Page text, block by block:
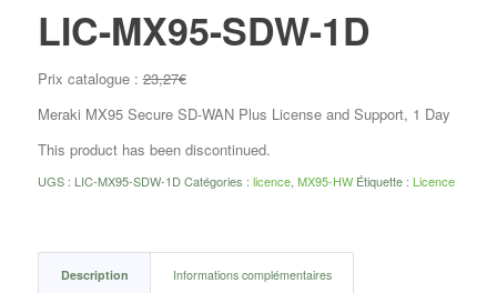
LIC-MX95-SDW-1D
Prix catalogue :23,27€
Meraki MX95 Secure SD-WAN Plus License and Support, 1 Day
This product has been discontinued.
UGS : LIC-MX95-SDW-1D Catégories : licence, MX95-HW Étiquette : Licence
Description Informations complémentaires